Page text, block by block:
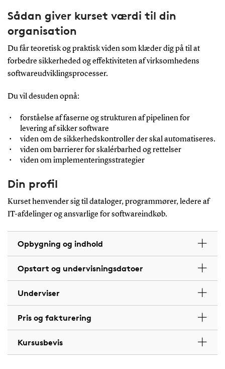
Sådan giver kurset værdi til din
organisation
Du får teoretisk og praktisk viden som klæder dig på til at
forbedre sikkerheded og effektiviteten af virksomhedens
softwareudviklingsprocesser.
Du vil desuden opnå:
forståelse af faserne og strukturen af pipelinen for
levering af sikker software
viden om de sikkerhedskontroller der skal automatiseres.
viden om barrierer for skalérbarhed og rettelser
viden om implementeringsstrategier
Din profil
Kurset henvender sig til dataloger, programmører, ledere af
IT-afdelinger og ansvarlige for softwareindkøb.
Opbygning og indhold
Opstart og undervisningsdatoer
Underviser
Pris og fakturering
Kursusbevis